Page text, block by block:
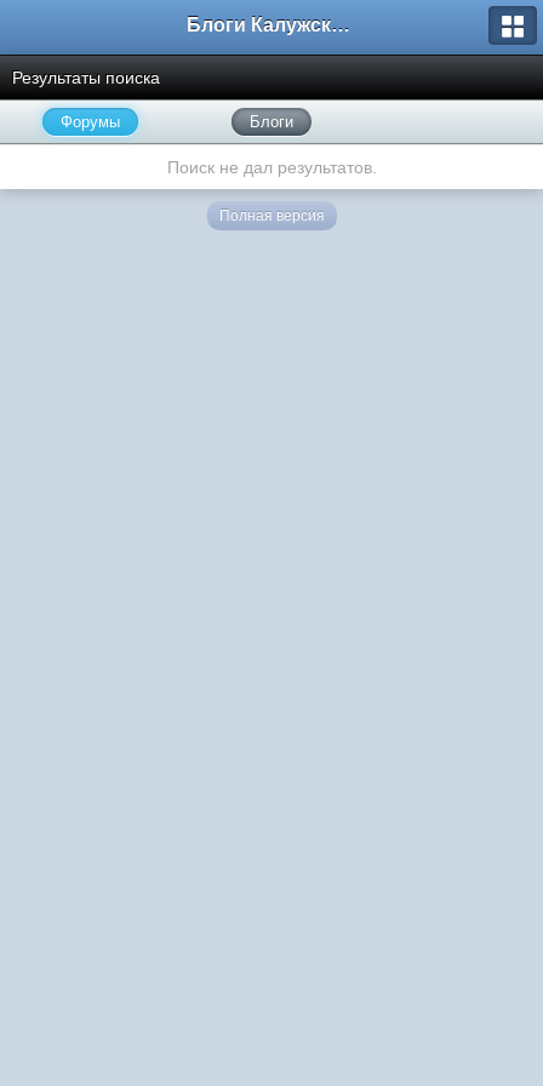
Блоги Калужского перекрестка
Результаты поиска
Форумы Блоги
Поиск не дал результатов.
Полная версия